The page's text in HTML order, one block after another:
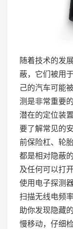
随着技术的发
蔽，它们被用
己的汽车可能
测是非常重要
潜在的定位装置
要了解常见的
前保险杠、轮
都是相对隐蔽
及任何可以打
使用电子探测
扫描无线电频
助你发现隐藏
慢移动，仔细